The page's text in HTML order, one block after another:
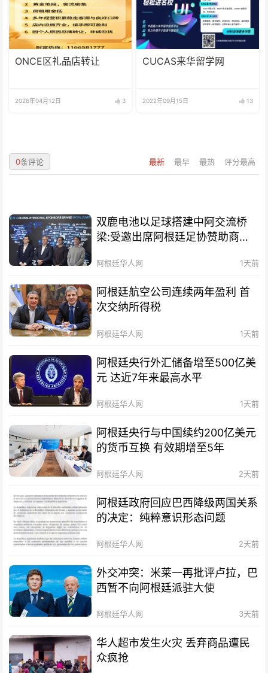
ONCE区礼品店转让
2026年04月12日 3
CUCAS来华留学网
2022年09月15日 13
最新 最早 最热 评分最高
0条评论
双鹿电池以足球搭建中阿交流桥
梁:受邀出席阿根廷足协赞助商招
阿根廷华人网 1天前
阿根廷航空公司连续两年盈利 首
次交纳所得税
阿根廷华人网 1天前
阿根廷央行外汇储备增至500亿美
元 达近7年来最高水平
阿根廷华人网 1天前
阿根廷央行与中国续约200亿美元
的货币互换 有效期增至5年
阿根廷华人网 2天前
阿根廷政府回应巴西降级两国关系
的决定：纯粹意识形态问题
阿根廷华人网 2天前
外交冲突：米莱一再批评卢拉，巴
西暂不向阿根廷派驻大使
阿根廷华人网 3天前
华人超市发生火灾 丢弃商品遭民
众疯抢